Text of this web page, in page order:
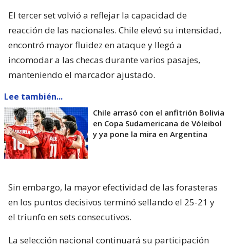
El tercer set volvió a reflejar la capacidad de
reacción de las nacionales. Chile elevó su intensidad,
encontró mayor fluidez en ataque y llegó a
incomodar a las checas durante varios pasajes,
manteniendo el marcador ajustado.
Lee también...
Chile arrasó con el anfitrión Bolivia
en Copa Sudamericana de Vóleibol
y ya pone la mira en Argentina
Sin embargo, la mayor efectividad de las forasteras
en los puntos decisivos terminó sellando el 25-21 y
el triunfo en sets consecutivos.
La selección nacional continuará su participación